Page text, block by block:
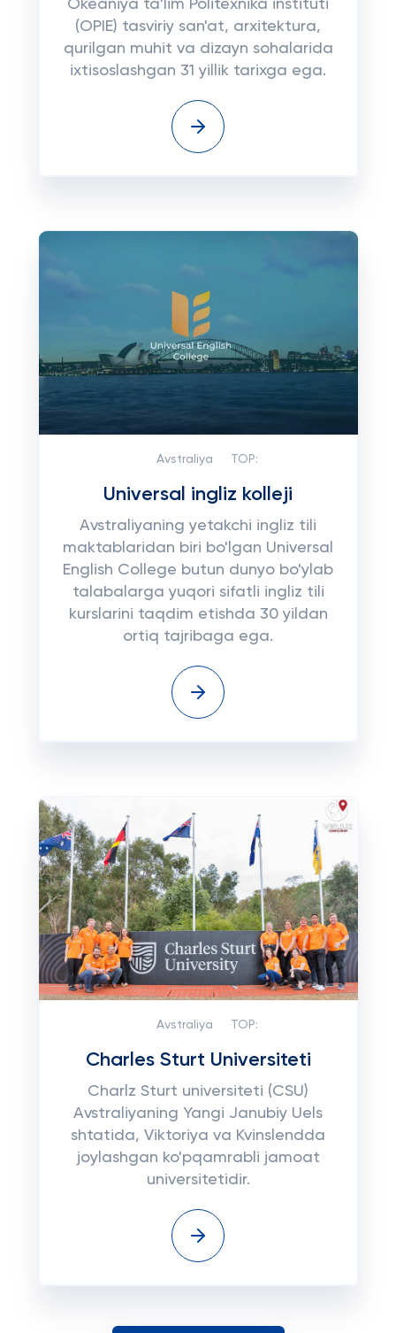
Okeaniya ta'lim Politexnika instituti
(OPIE) tasviriy san'at, arxitektura,
qurilgan muhit va dizayn sohalarida
ixtisoslashgan 31 yillik tarixga ega.
Avstraliya TOP:
Universal ingliz kolleji
Avstraliyaning yetakchi ingliz tili
maktablaridan biri bo'lgan Universal
English College butun dunyo bo'ylab
talabalarga yuqori sifatli ingliz tili
kurslarini taqdim etishda 30 yildan
ortiq tajribaga ega.
Avstraliya TOP:
Charles Sturt Universiteti
Charlz Sturt universiteti (CSU)
Avstraliyaning Yangi Janubiy Uels
shtatida, Viktoriya va Kvinslendda
joylashgan ko'pqamrabli jamoat
universitetidir.